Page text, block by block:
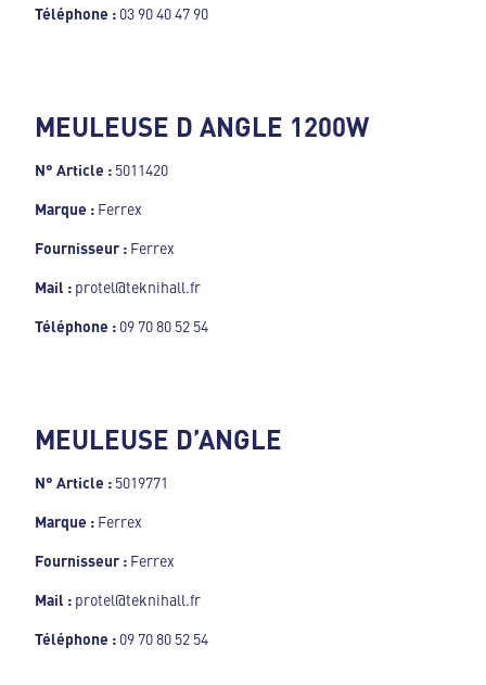
Téléphone : 03 90 40 47 90
MEULEUSE D ANGLE 1200W
N° Article : 5011420
Marque : Ferrex
Fournisseur : Ferrex
Mail : protel@teknihall.fr
Téléphone : 09 70 80 52 54
MEULEUSE D’ANGLE
N° Article : 5019771
Marque : Ferrex
Fournisseur : Ferrex
Mail : protel@teknihall.fr
Téléphone : 09 70 80 52 54